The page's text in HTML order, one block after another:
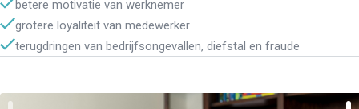
betere motivatie van werknemer
grotere loyaliteit van medewerker
terugdringen van bedrijfsongevallen, diefstal en fraude